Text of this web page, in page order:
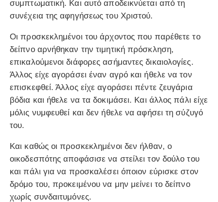
συμπτωματική. Και αυτό αποδεικνύεται από τη
συνέχεια της αφηγήσεως του Χριστού.
Οι προσκεκλημένοι του άρχοντος που παρέθετε το
δείπνο αρνήθηκαν την τιμητική πρόσκληση,
επικαλούμενοι διάφορες ασήμαντες δικαιολογίες.
Άλλος είχε αγοράσει έναν αγρό και ήθελε να τον
επισκεφθεί. Άλλος είχε αγοράσει πέντε ζευγάρια
βόδια και ήθελε να τα δοκιμάσει. Και άλλος πάλι είχε
μόλις νυμφευθεί και δεν ήθελε να αφήσει τη σύζυγό
του.
Και καθώς οι προσκεκλημένοι δεν ήλθαν, ο
οικοδεσπότης αποφάσισε να στείλει τον δούλο του
και πάλι για να προσκαλέσει όποιον εύρισκε στον
δρόμο του, προκειμένου να μην μείνει το δείπνο
χωρίς συνδαιτυμόνες.